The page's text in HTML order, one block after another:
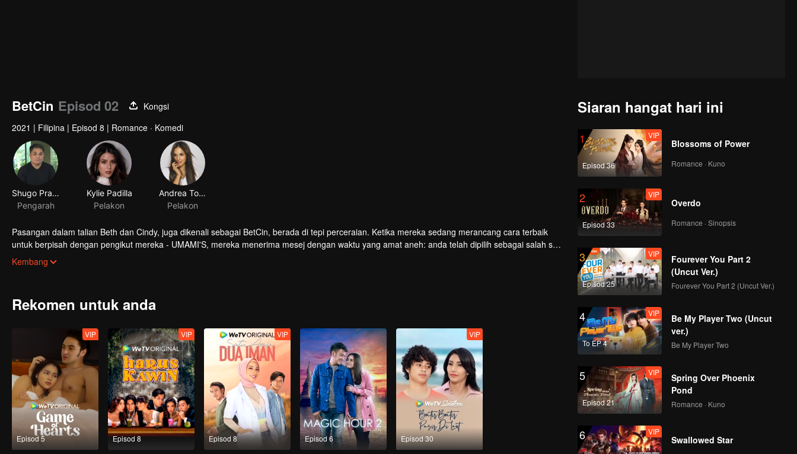
BetCin Episod 02
Kongsi
2021 | Filipina | Episod 8 | Romance · Komedi
Shugo Praico
Pengarah
Kylie Padilla
Pelakon
Andrea Torres
Pelakon
Pasangan dalam talian Beth dan Cindy, juga dikenali sebagai BetCin, berada di tepi perceraian. Ketika mereka sedang merancang cara terbaik
untuk berpisah dengan pengikut mereka - UMAMI'S, mereka menerima mesej dengan waktu yang amat aneh: anda telah dipilih sebagai salah satu
peserta separuh akhir dalam pencarian kami untuk #RelationshipGoals. Taruhan itu apa? 10 juta peso tunai dan banyak lagi hadiah lain! Mereka
semua memerlukan wang itu, tetapi bolehkah mereka berpura-pura sebagai pasangan ideal di depan semua pengikut Umami yang menyukai,
Kembang
Rekomen untuk anda
Episod 5
VIP
Episod 8
VIP
Episod 8
VIP
Episod 6 Episod 30
VIP
Siaran hangat hari ini
1
Episod 36
VIP
Blossoms of Power
Romance · Kuno
2
Episod 33
VIP
Overdo
Romance · Sinopsis
3
Episod 25
VIP
Fourever You Part 2
(Uncut Ver.)
Fourever You Part 2 (Uncut Ver.)
4
To EP 4
VIP
Be My Player Two (Uncut
ver.)
Be My Player Two
5
Episod 21
VIP
Spring Over Phoenix
Pond
Romance · Kuno
6 VIP
Swallowed Star